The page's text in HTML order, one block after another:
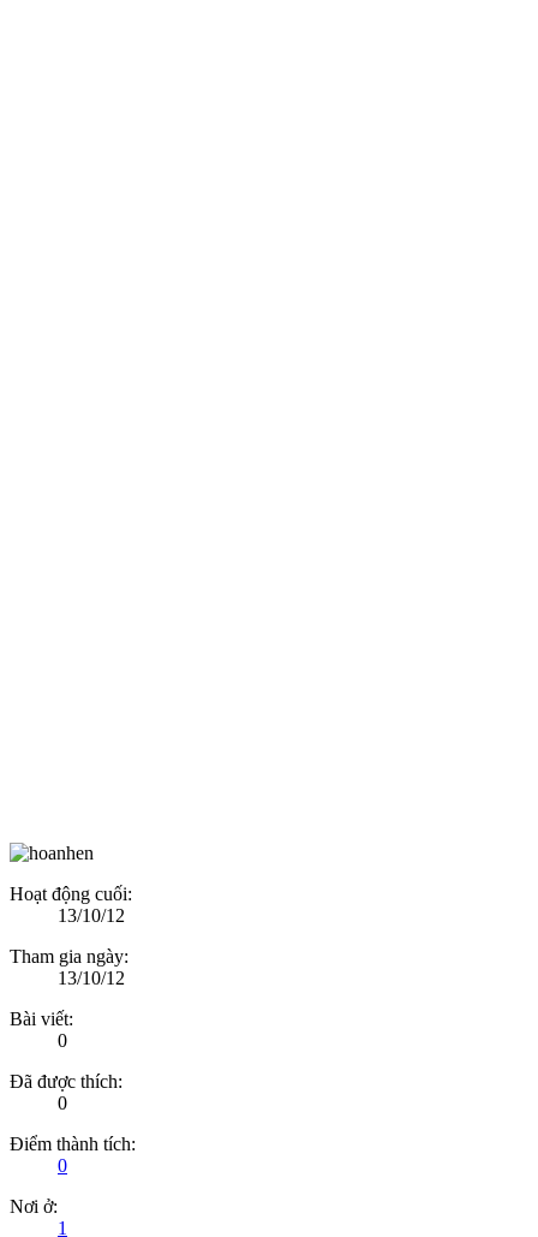
Hoạt động cuối:
13/10/12
Tham gia ngày:
13/10/12
Bài viết:
0
Đã được thích:
0
Điểm thành tích:
0
Nơi ở:
1